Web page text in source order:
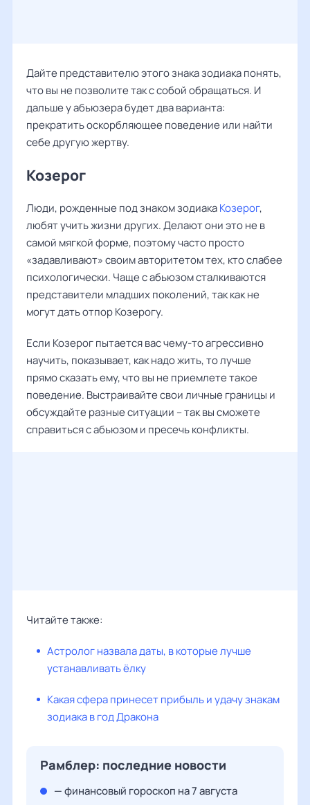
Дайте представителю этого знака зодиака понять,
что вы не позволите так с собой обращаться. И
дальше у абьюзера будет два варианта:
прекратить оскорбляющее поведение или найти
себе другую жертву.
Козерог
Люди, рожденные под знаком зодиакаКозерог,
любят учить жизни других. Делают они это не в
самой мягкой форме, поэтому часто просто
«задавливают» своим авторитетом тех, кто слабее
психологически. Чаще с абьюзом сталкиваются
представители младших поколений, так как не
могут дать отпор Козерогу.
Если Козерог пытается вас чему-то агрессивно
научить, показывает, как надо жить, то лучше
прямо сказать ему, что вы не приемлете такое
поведение. Выстраивайте свои личные границы и
обсуждайте разные ситуации – так вы сможете
справиться с абьюзом и пресечь конфликты.
Читайте также:
Астролог назвала даты, в которые лучше
устанавливать ёлку
Какая сфера принесет прибыль и удачу знакам
зодиака в год Дракона
Рамблер: последние новости
— финансовый гороскоп на 7 августа